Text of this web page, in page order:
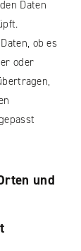
Daten
ob es
oder
und